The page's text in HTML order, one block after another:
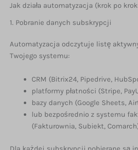
Jak działa automatyzacja (krok po
1. Pobranie danych subskrypcji
Automatyzacja odczytuje listę
Twojego systemu:
CRM (Bitrix24, Pipedrive,
platformy płatności (Stripe,
bazy danych (Google Sheets,
lub bezpośrednio z systemu
(Fakturownia, Subiekt,